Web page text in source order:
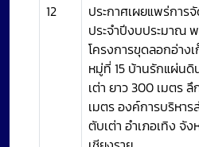
12
ประกาศเผยแพร่การ
ประจำปีงบประมาณ
โครงการขุดลอกอ่าง
หมู่ที่ 15 บ้านรักแผ่น
เต่า ยาว 300 เมตร ลึ
เมตร องค์การบริหา
ตับเต่า อำเภอเทิง จัง